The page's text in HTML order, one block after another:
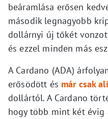
beáramlása erősen
második legnagyobb
dollárnyi új tőkét
és ezzel minden más
A Cardano (ADA)
erősödött és már csak
dollártól. A Cardano
hogy több mint két évig